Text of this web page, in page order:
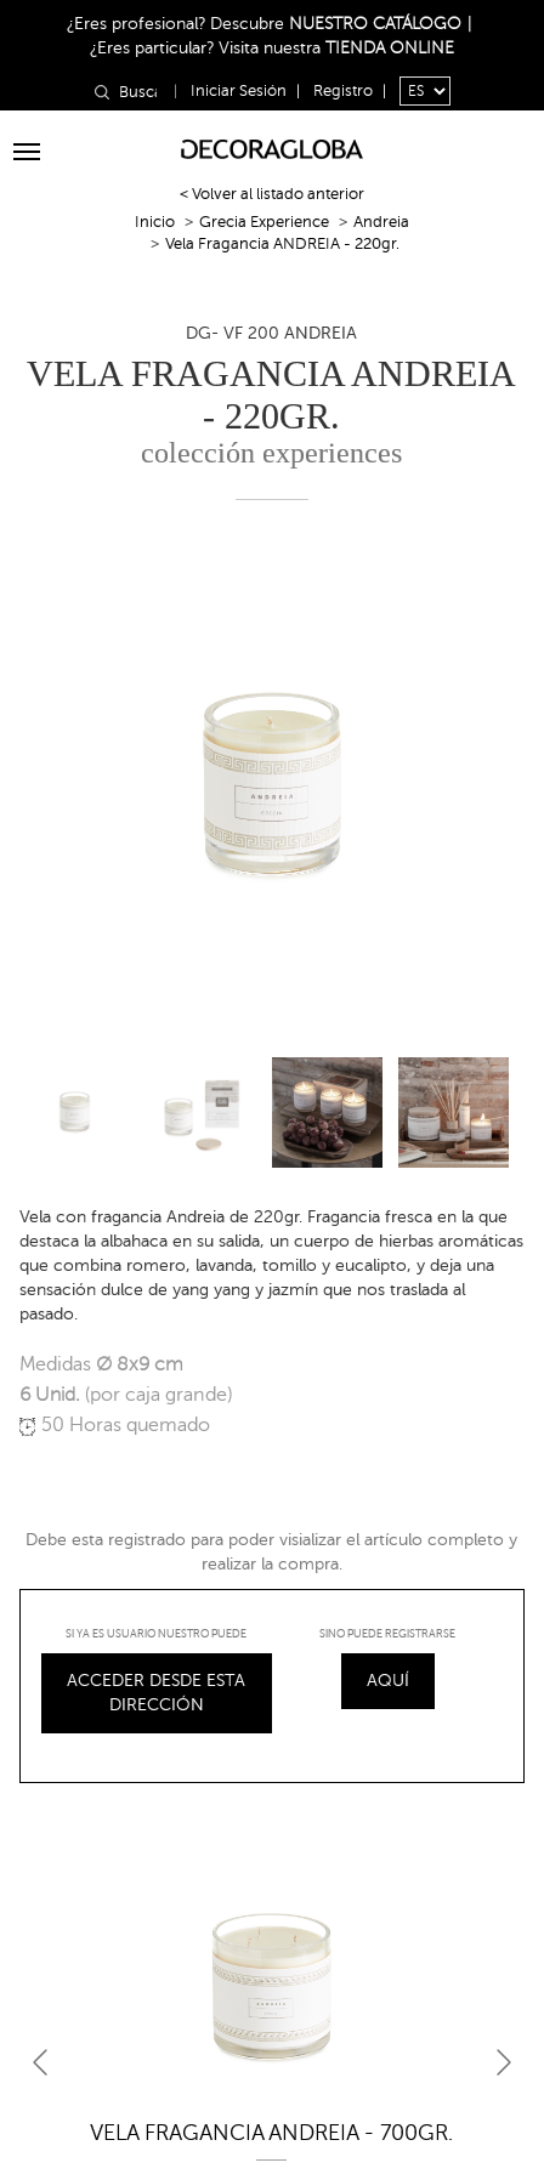
¿Eres profesional? Descubre NUESTRO CATÁLOGO
¿Eres particular? Visita nuestra TIENDA ONLINE
Iniciar Sesión Registro
Toggle
< Volver al listado anterior
Inicio
Grecia Experience
Andreia
Vela Fragancia ANDREIA - 220gr.
DG- VF 200 ANDREIA
VELA FRAGANCIA ANDREIA
- 220GR.
colección experiences
Vela con fragancia Andreia de 220gr. Fragancia fresca en la que
destaca la albahaca en su salida, un cuerpo de hierbas aromáticas
que combina romero, lavanda, tomillo y eucalipto, y deja una
sensación dulce de yang yang y jazmín que nos traslada al
pasado.
Medidas Ø 8x9 cm
6 Unid. (por caja grande)
50 Horas quemado
Debe esta registrado para poder visializar el artículo completo y
realizar la compra.
SI YA ES USUARIO NUESTRO PUEDE
ACCEDER DESDE ESTA
DIRECCIÓN
SINO PUEDE REGISTRARSE
AQUÍ
VELA FRAGANCIA ANDREIA - 700GR.